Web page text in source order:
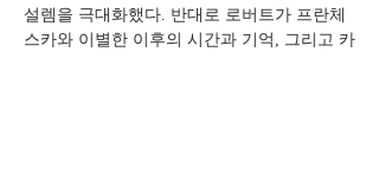
설렘을 극대화했다. 반대로 로버트가 프란체
스카와 이별한 이후의 시간과 기억, 그리고 카